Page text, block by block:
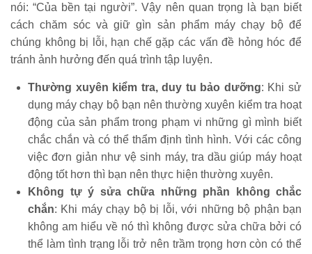
nói: “Của bền tại người”. Vậy nên quan trọng là bạn biết
cách chăm sóc và giữ gìn sản phẩm máy chạy bộ để
chúng không bị lỗi, hạn chế gặp các vấn đề hỏng hóc để
tránh ảnh hưởng đến quá trình tập luyện.
Thường xuyên kiểm tra, duy tu bảo dưỡng: Khi sử
dụng máy chạy bộ bạn nên thường xuyên kiểm tra hoạt
động của sản phẩm trong phạm vi những gì mình biết
chắc chắn và có thể thẩm định tình hình. Với các công
việc đơn giản như vệ sinh máy, tra dầu giúp máy hoạt
động tốt hơn thì bạn nên thực hiện thường xuyên.
Không tự ý sửa chữa những phần không chắc
chắn: Khi máy chạy bộ bị lỗi, với những bộ phận bạn
không am hiểu về nó thì không được sửa chữa bởi có
thể làm tình trạng lỗi trở nên trầm trọng hơn còn có thể